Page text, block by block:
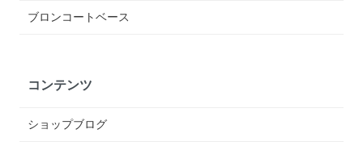
ブロンコートベース
コンテンツ
ショップブログ